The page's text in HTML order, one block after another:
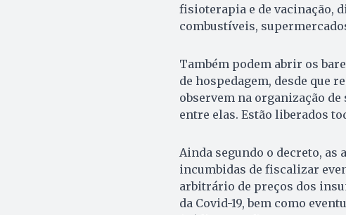
fisioterapia e de vacinação,
combustíveis,
Também podem abrir os
de hospedagem, desde que
observem na organização
entre elas. Estão liberados
Ainda segundo o decreto,
incumbidas de fiscalizar
arbitrário de preços dos
da Covid-19, bem como